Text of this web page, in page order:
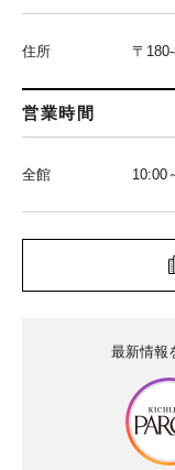
住所 〒
営業時間
全館 10:00
最新情報